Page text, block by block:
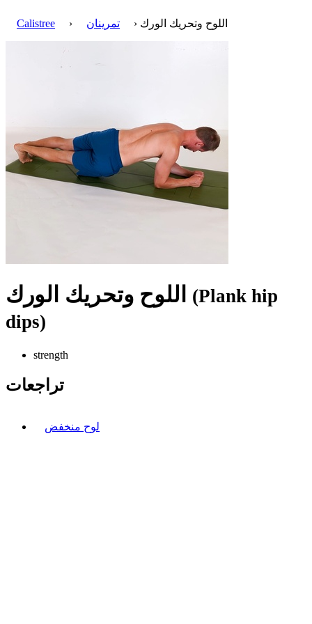
Calistree › تمرينان › اللوح وتحريك الورك
(Plank hip
dips)
strength
تراجعات
لوح منخفض